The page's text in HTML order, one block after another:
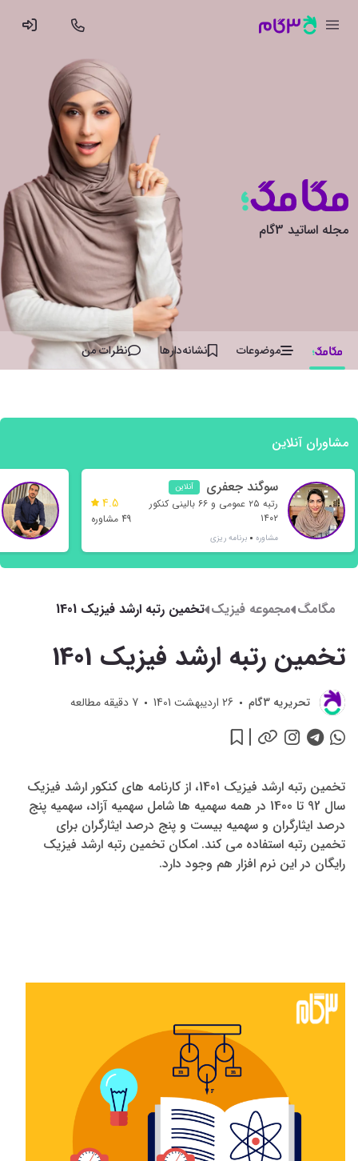
مجله اساتید 3گام
موضوعات نشانه‌دار‌ها نظرات من
مشاوران آنلاین
سوگند جعفری آنلاین
رتبه ۲۵ عمومی و ۶۶ بالینی کنکور
۱۴۰۲
مشاوره برنامه ریزی
4.5
49 مشاوره
مگامگ مجموعه فیزیک تخمین رتبه ارشد فیزیک 1401
تخمین رتبه ارشد فیزیک 1401
تحريريه 3گام 26 اردیبهشت 1401 7 دقیقه مطالعه
تخمین رتبه ارشد فیزیک 1401، از کارنامه های کنکور ارشد فیزیک
سال 92 تا 1400 در همه سهمیه ها شامل سهمیه آزاد، سهمیه پنج
درصد ایثارگران و سهمیه بیست و پنج درصد ایثارگران برای
تخمین رتبه استفاده می کند. امکان تخمین رتبه ارشد فیزیک
رایگان در این نرم افزار هم وجود دارد.